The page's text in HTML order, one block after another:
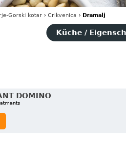
Gorski kotar› Crikvenica › Dramalj
Küche /
DOMINO